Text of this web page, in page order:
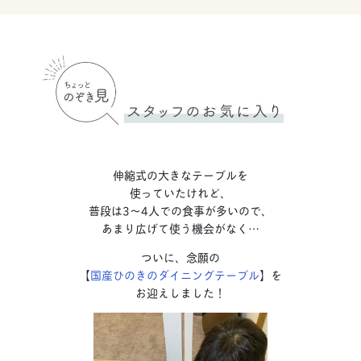
伸縮式の大きなテーブルを
使っていたけれど、
普段は3〜4人での食事が多いので、
あまり広げて使う機会がなく…
ついに、念願の
【国産ひのきのダイニングテーブル】を
お迎えしました！